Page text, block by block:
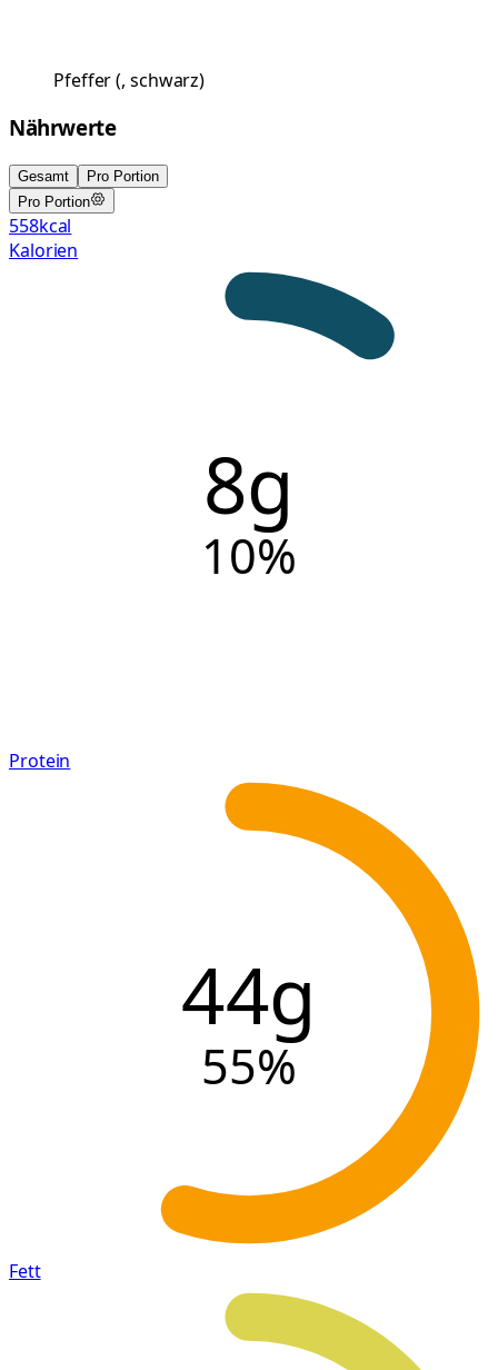
Pfeffer(, schwarz)
Nährwerte
Gesamt
Pro Portion
Pro Portion
558kcal
Kalorien
8g
10%
Protein
44g
55%
Fett